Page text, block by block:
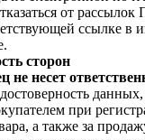
от рассылок
ссылке в
сторон
не несет
при
а также за